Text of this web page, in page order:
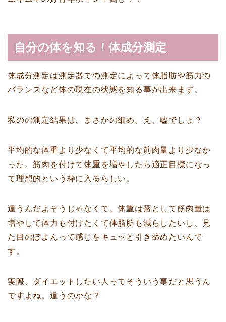
自分の体を知る！体成分測定
体成分測定は測定器での測定によって体脂肪や筋力の
バランスなど体の現在の状態を知る事が出来ます。
私のの測定結果は、まさかの細め。え、嘘でしょ？
平均的な体重より少なくて平均的な筋肉量より少なか
った。筋肉を付けて体重を増やしたら適正目標になっ
て理想的という枠に入るらしい。
違うんだよそうじゃなくて、体重は落として筋肉量は
増やして体力も付けたくて体脂肪も減らしたいし、見
た目のぽよんって感じをキュッと引き締めたいんで
す。
実際、ダイエットしたい人ってそういう事だと思うん
ですよね。違うのかな？